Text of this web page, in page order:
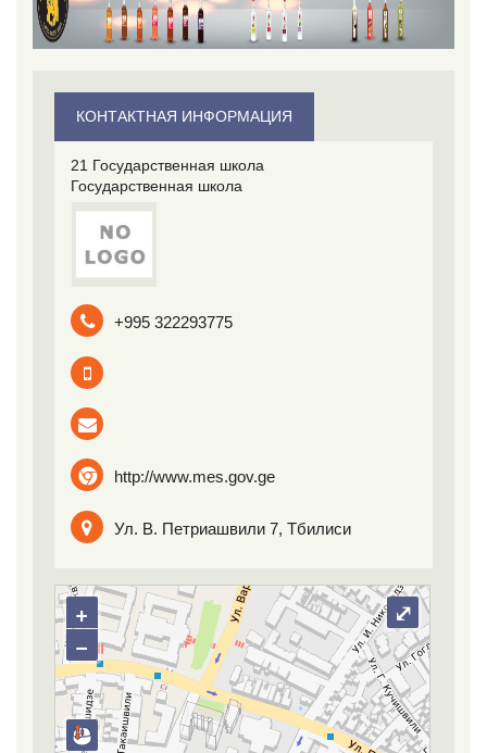
КОНТАКТНАЯ ИНФОРМАЦИЯ
21 Государственная школа
Государственная школа
+995 322293775
http://www.mes.gov.ge
Ул. В. Петриашвили 7, Тбилиси
+
−
⤢